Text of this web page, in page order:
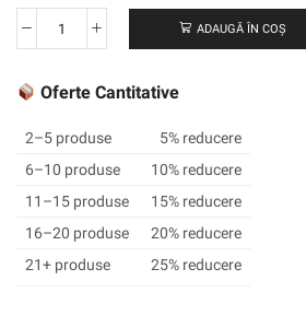
Cantitate
Cubitron™
Hookit™
Disc
950U,
152
mm,
17-
ADAUGĂ ÎN COȘ
Oferte Cantitative
2–5 produse
5% reducere
6–10 produse
10% reducere
11–15 produse
15% reducere
16–20 produse
20% reducere
21+ produse
25% reducere